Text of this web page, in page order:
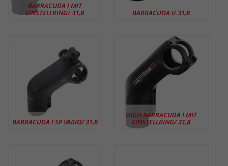
BARRACUDA I MIT
EINSTELLRING/ 31,8 BARRACUDA I/ 31,8
BARRACUDA I SP VARIO/ 31,8
HIGH BARRACUDA I MIT
EINSTELLRING/ 31,8